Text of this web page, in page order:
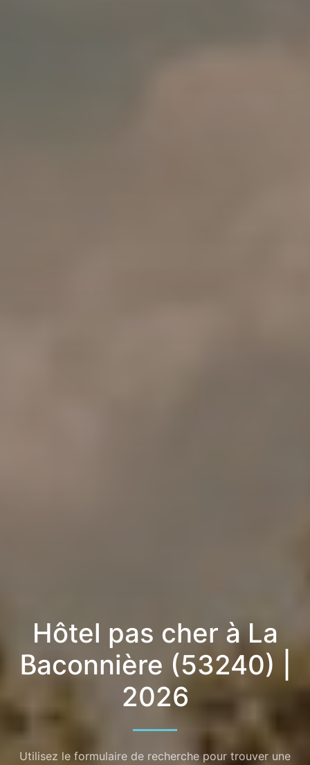
Hôtel pas cher à La
Baconnière (53240) |
2026
Utilisez le formulaire de recherche pour trouver une